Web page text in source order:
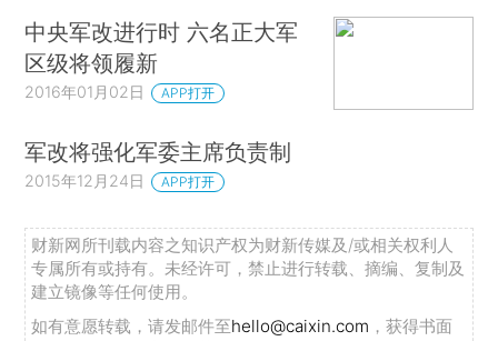
中央军改进行时 六名正大军
区级将领履新
2016年01月02日 APP打开
军改将强化军委主席负责制
2015年12月24日 APP打开
财新网所刊载内容之知识产权为财新传媒及/或相关权利人
专属所有或持有。未经许可，禁止进行转载、摘编、复制及
建立镜像等任何使用。
如有意愿转载，请发邮件至hello@caixin.com ，获得书面